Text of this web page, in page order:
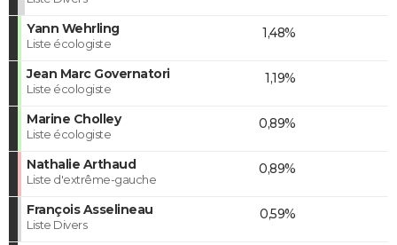
Yann Wehrling
Liste écologiste
1,48%
Jean Marc Governatori
Liste écologiste
1,19%
Marine Cholley
Liste écologiste
0,89%
Nathalie Arthaud
Liste d'extrême-gauche
0,89%
François Asselineau
Liste Divers
0,59%